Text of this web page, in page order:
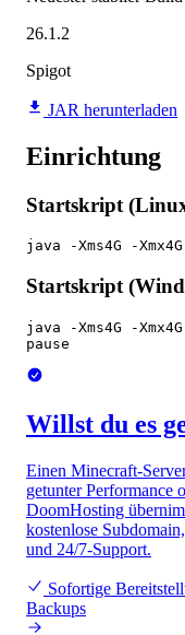
26.1.2
Spigot
JAR herunterladen
Einrichtung
Startskript
java -Xms4G -
Startskript
java -Xms4G -
pause
Willst du es
Einen Minecraft-
getunter Performance
DoomHosting
kostenlose
und 24/7-Support.
Sofortige
Backups